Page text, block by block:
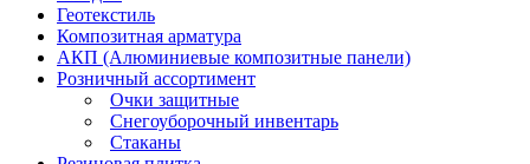
Геотекстиль
Композитная арматура
АКП (Алюминиевые композитные панели)
Розничный ассортимент
Очки защитные
Снегоуборочный инвентарь
Стаканы